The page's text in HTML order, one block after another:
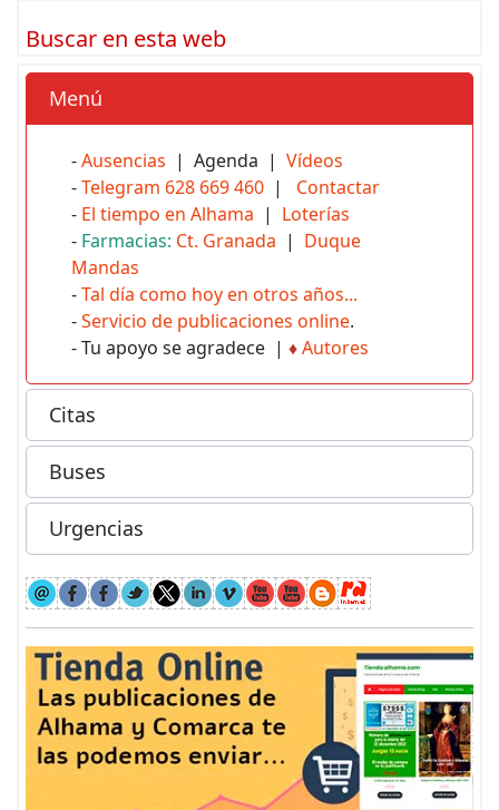
Buscar en esta web
Menú
-Ausencias | Agenda | Vídeos
-Telegram 628 669 460 | Contactar
- El tiempo en Alhama | Loterías
- Farmacias: Ct. Granada | Duque
Mandas
-Tal día como hoy en otros años...
-Servicio de publicaciones online.
- Tu apoyo se agradece | ♦Autores
Citas
Buses
Urgencias